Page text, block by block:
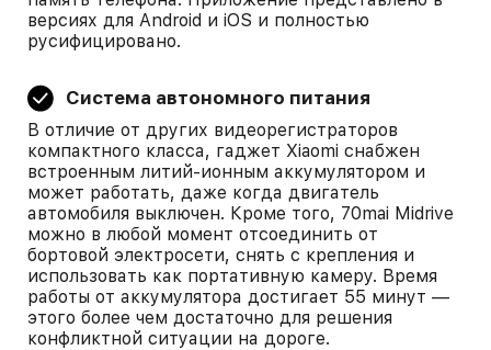
версиях для Android и iOS и полностью
русифицировано.
Система автономного питания
В отличие от других видеорегистраторов
компактного класса, гаджет Xiaomi снабжен
встроенным литий-ионным аккумулятором и
может работать, даже когда двигатель
автомобиля выключен. Кроме того, 70mai Midrive
можно в любой момент отсоединить от
бортовой электросети, снять с крепления и
использовать как портативную камеру. Время
работы от аккумулятора достигает 55 минут —
этого более чем достаточно для решения
конфликтной ситуации на дороге.